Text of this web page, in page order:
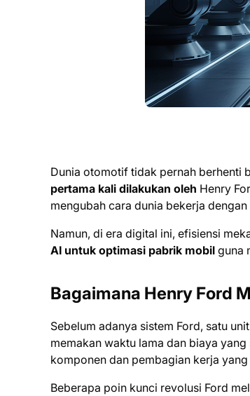
Dunia otomotif tidak pernah berhenti
pertama kali dilakukan oleh Henry
mengubah cara dunia bekerja
Namun, di era digital ini, efisiensi
AI untuk optimasi pabrik mobil guna
Bagaimana Henry Ford
Sebelum adanya sistem Ford, satu
memakan waktu lama dan biaya
komponen dan pembagian kerja
Beberapa poin kunci revolusi Ford